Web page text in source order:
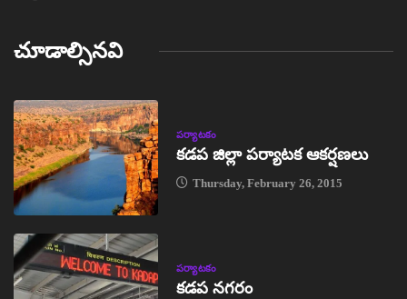
చూడాల్సినవి
పర్యాటకం
కడప జిల్లా పర్యాటక ఆకర్షణలు
Thursday, February 26, 2015
పర్యాటకం
కడప నగరం